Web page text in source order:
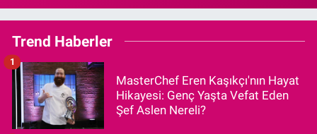
Trend Haberler
MasterChef Eren Kaşıkçı'nın Hayat
Hikayesi: Genç Yaşta Vefat Eden
Şef Aslen Nereli?
1